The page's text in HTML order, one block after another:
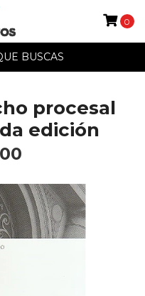
BUSCAS
0
procesal
edición